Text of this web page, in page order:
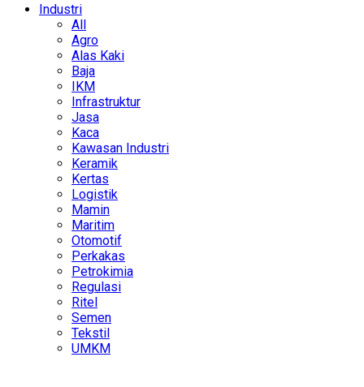
Industri
All
Agro
Alas Kaki
Baja
IKM
Infrastruktur
Jasa
Kaca
Kawasan Industri
Keramik
Kertas
Logistik
Mamin
Maritim
Otomotif
Perkakas
Petrokimia
Regulasi
Ritel
Semen
Tekstil
UMKM